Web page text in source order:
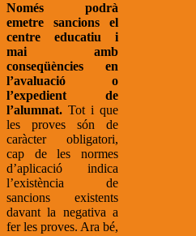
Només podrà
emetre sancions el
centre educatiu i
mai amb
conseqüències en
l’avaluació o
l’expedient de
l’alumnat. Tot i que
les proves són de
caràcter obligatori,
cap de les normes
d’aplicació indica
l’existència de
sancions existents
davant la negativa a
fer les proves. Ara bé,